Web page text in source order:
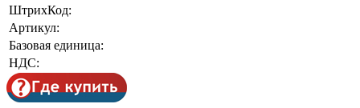
ШтрихКод:
Артикул:
Базовая единица:
НДС: